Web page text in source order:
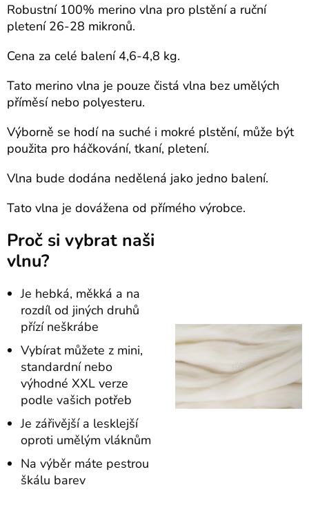
Robustní 100% merino vlna pro plstění a ruční
pletení 26-28 mikronů.
Cena za celé balení 4,6-4,8 kg.
Tato merino vlna je pouze čistá vlna bez umělých
příměsí nebo polyesteru.
Výborně se hodí na suché i mokré plstění, může být
použita pro háčkování, tkaní, pletení.
Vlna bude dodána nedělená jako jedno balení.
Tato vlna je dovážena od přímého výrobce.
Proč si vybrat naši
vlnu?
Je hebká, měkká a na
rozdíl od jiných druhů
přízí neškrábe
Vybírat můžete z mini,
standardní nebo
výhodné XXL verze
podle vašich potřeb
Je zářivější a lesklejší
oproti umělým vláknům
Na výběr máte pestrou
škálu barev